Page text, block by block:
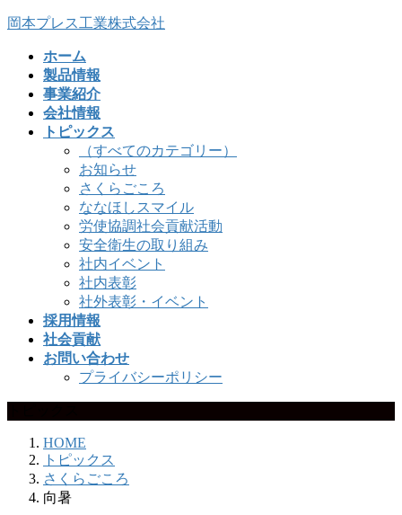
コ
ナ
岡本プレス工業株式会社
ホーム
製品情報
事業紹介
会社情報
トピックス
（すべてのカテゴリー）
お知らせ
さくらごころ
ななほしスマイル
労使協調社会貢献活動
安全衛生の取り組み
社内イベント
社内表彰
社外表彰・イベント
採用情報
社会貢献
お問い合わせ
プライバシーポリシー
HOME
トピックス
さくらごころ
向暑